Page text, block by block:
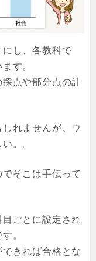
し、各教科で
す。
点や部分点の計
れませんが、ウ
。。
そこは手伝って
ごとに設定され
。
きれば合格とな